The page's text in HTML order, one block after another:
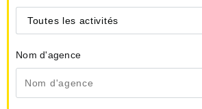
Toutes les activités
Nom d'agence